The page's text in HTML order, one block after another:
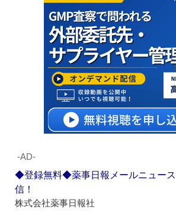
‐AD‐
◆登録無料◆薬事日報メールニュー
信！
株式会社薬事日報社